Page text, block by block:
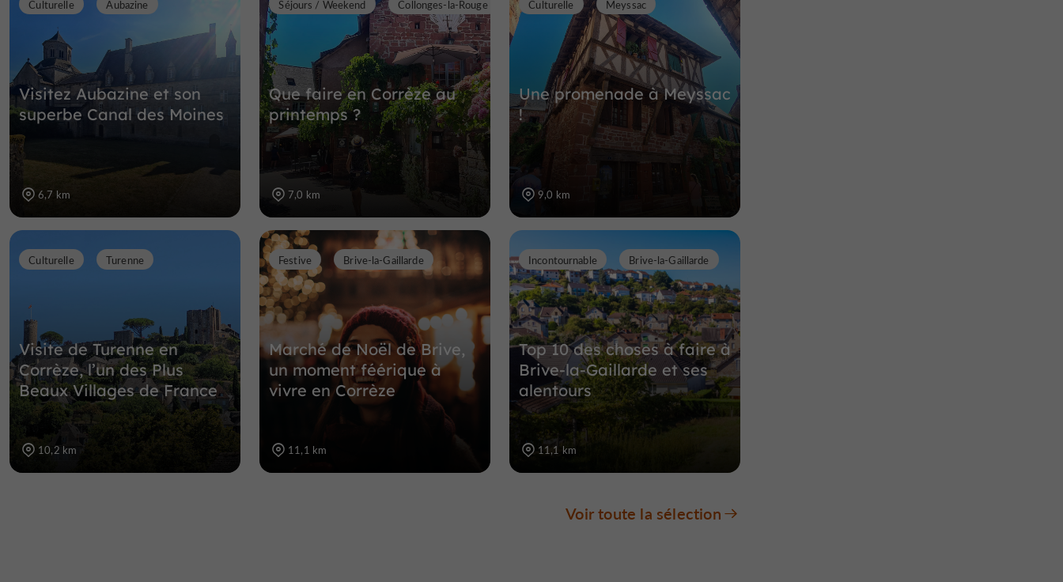
Visitez Aubazine et son
superbe Canal des Moines
Culturelle Aubazine
6,7 km
Que faire en Corrèze au
printemps ?
Séjours / Weekend Collonges-la-Rouge
7,0 km
Une promenade à Meyssac
!
Culturelle Meyssac
9,0 km
Visite de Turenne en
Corrèze, l’un des Plus
Beaux Villages de France
Culturelle Turenne
10,2 km
Marché de Noël de Brive,
un moment féérique à
vivre en Corrèze
Festive Brive-la-Gaillarde
11,1 km
Top 10 des choses à faire à
Brive-la-Gaillarde et ses
alentours
Incontournable Brive-la-Gaillarde
11,1 km
Voir toute la sélection